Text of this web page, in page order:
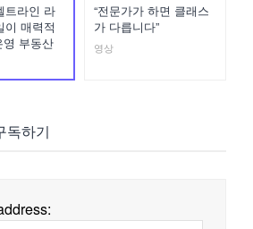
트라인 라
이 매력적
영 부동산
“전문가가 하면 클래스
가 다릅니다”
영상
독하기